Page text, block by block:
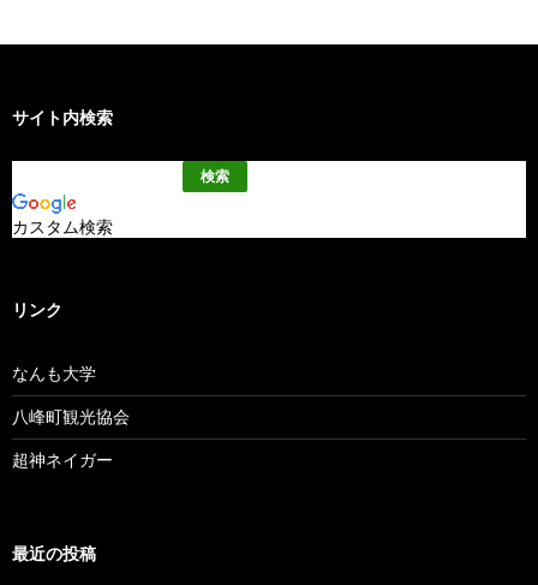
サイト内検索
カスタム検索
リンク
なんも大学
八峰町観光協会
超神ネイガー
最近の投稿